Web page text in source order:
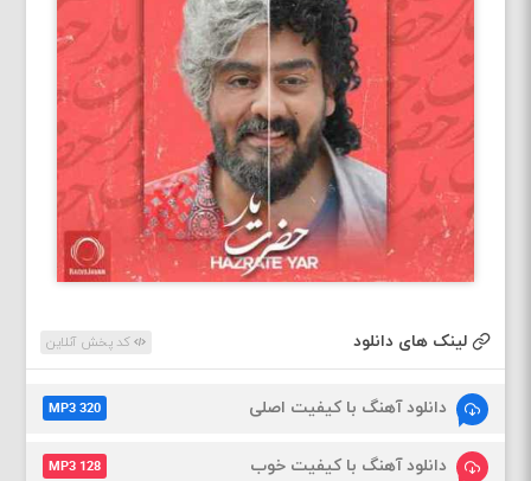
لینک های دانلود کد پخش آنلاین
دانلود آهنگ با کیفیت اصلی MP3 320
دانلود آهنگ با کیفیت خوب MP3 128